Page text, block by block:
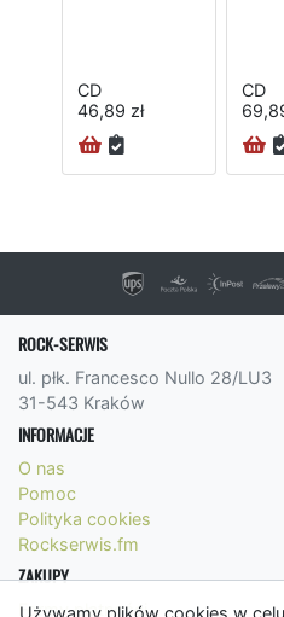
Używamy plików cookies w
CD
46,89 zł
CD
ROCK-SERWIS
ul. płk. Francesco Nullo 28/LU3
31-543 Kraków
INFORMACJE
O nas
Pomoc
Polityka cookies
Rockserwis.fm
ZAKUPY
Formy płatności